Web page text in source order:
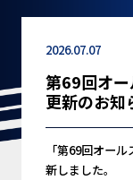
2026.07.07
第69回オ
更新のお知
「第69回オー
新しました。